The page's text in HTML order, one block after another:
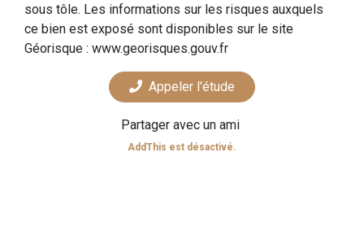
sous tôle. Les informations sur les risques auxquels
ce bien est exposé sont disponibles sur le site
Géorisque : www.georisques.gouv.fr
Appeler l'étude
Partager avec un ami
AddThis est désactivé.